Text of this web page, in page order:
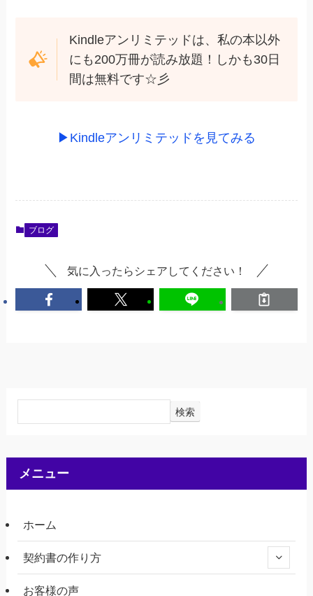
Kindleアンリミテッドは、私の本以外
にも200万冊が読み放題！しかも30日
間は無料です☆彡
▶Kindleアンリミテッドを見てみる
ブログ
気に入ったらシェアしてください！
検索
メニュー
ホーム
契約書の作り方
お客様の声